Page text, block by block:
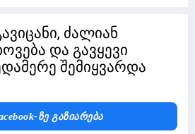
ძალიან
და გავყევი
შემიყვარდა
Ზე Გაზიარება